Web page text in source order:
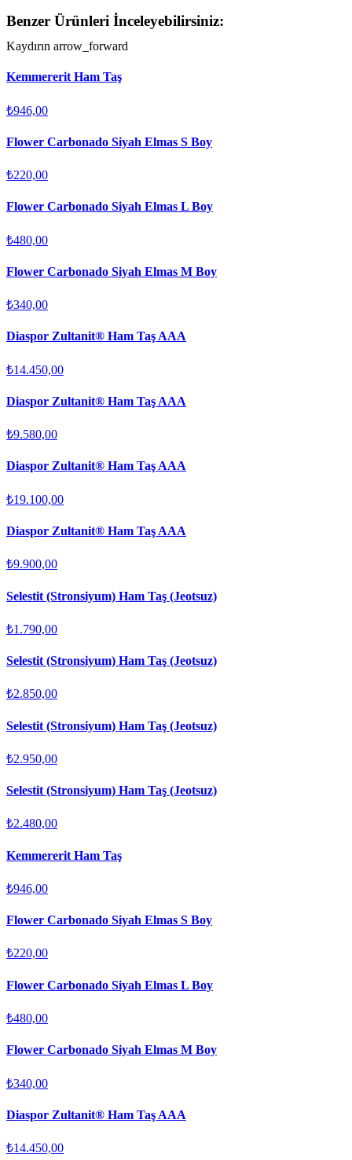
Benzer Ürünleri İnceleyebilirsiniz:
Kaydırın arrow_forward
Kemmererit Ham Taş
₺946,00
Flower Carbonado Siyah Elmas S Boy
₺220,00
Flower Carbonado Siyah Elmas L Boy
₺480,00
Flower Carbonado Siyah Elmas M Boy
₺340,00
Diaspor Zultanit® Ham Taş AAA
₺14.450,00
Diaspor Zultanit® Ham Taş AAA
₺9.580,00
Diaspor Zultanit® Ham Taş AAA
₺19.100,00
Diaspor Zultanit® Ham Taş AAA
₺9.900,00
Selestit (Stronsiyum) Ham Taş (Jeotsuz)
₺1.790,00
Selestit (Stronsiyum) Ham Taş (Jeotsuz)
₺2.850,00
Selestit (Stronsiyum) Ham Taş (Jeotsuz)
₺2.950,00
Selestit (Stronsiyum) Ham Taş (Jeotsuz)
₺2.480,00
Kemmererit Ham Taş
₺946,00
Flower Carbonado Siyah Elmas S Boy
₺220,00
Flower Carbonado Siyah Elmas L Boy
₺480,00
Flower Carbonado Siyah Elmas M Boy
₺340,00
Diaspor Zultanit® Ham Taş AAA
₺14.450,00